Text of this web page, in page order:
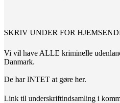
SKRIV UNDER FOR
Vi vil have ALLE kriminelle
Danmark.
De har INTET at gøre her.
Link til underskriftindsamling i